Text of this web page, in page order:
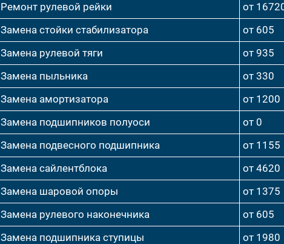
Ремонт рулевой рейки
от
Замена стойки стабилизатора
от 605
Замена рулевой тяги
от 935
Замена пыльника
от 330
Замена амортизатора
от 1200
Замена подшипников полуоси
от 0
Замена подвесного подшипника
от 1155
Замена сайлентблока
от 4620
Замена шаровой опоры
от 1375
Замена рулевого наконечника
от 605
Замена подшипника ступицы
от 1980